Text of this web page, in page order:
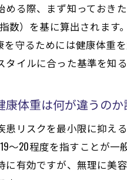
める際、まず知っておき
数）を基に算出されま
を守るためには健康体重
タイルに合った基準を知
康体重は何が違うの
患リスクを最小限に抑え
〜20程度を指すことが
に有効ですが、無理に美